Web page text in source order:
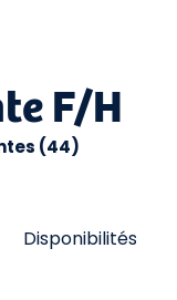
F/H
(44)
Disponibilités